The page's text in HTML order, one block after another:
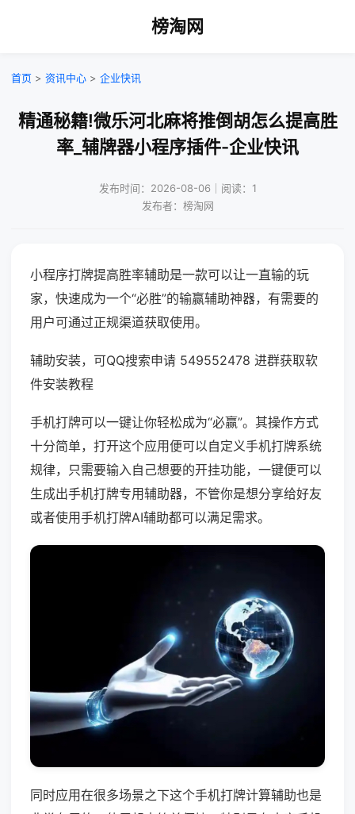
榜淘网
首页 > 资讯中心 > 企业快讯
精通秘籍!微乐河北麻将推倒胡怎么提高胜
率_辅牌器小程序插件-企业快讯
发布时间：2026-08-06｜阅读：1
发布者：榜淘网
小程序打牌提高胜率辅助是一款可以让一直输的玩
家，快速成为一个“必胜”的输赢辅助神器，有需要的
用户可通过正规渠道获取使用。
辅助安装，可QQ搜索申请 549552478 进群获取软
件安装教程
手机打牌可以一键让你轻松成为“必赢”。其操作方式
十分简单，打开这个应用便可以自定义手机打牌系统
规律，只需要输入自己想要的开挂功能，一键便可以
生成出手机打牌专用辅助器，不管你是想分享给好友
或者使用手机打牌AI辅助都可以满足需求。
同时应用在很多场景之下这个手机打牌计算辅助也是